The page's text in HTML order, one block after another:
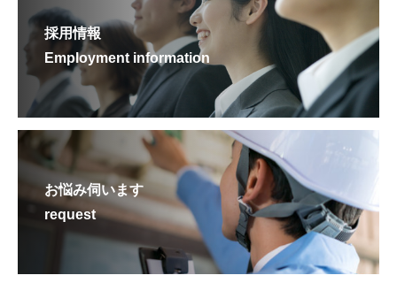
採用情報
Employment information
お悩み伺います
request